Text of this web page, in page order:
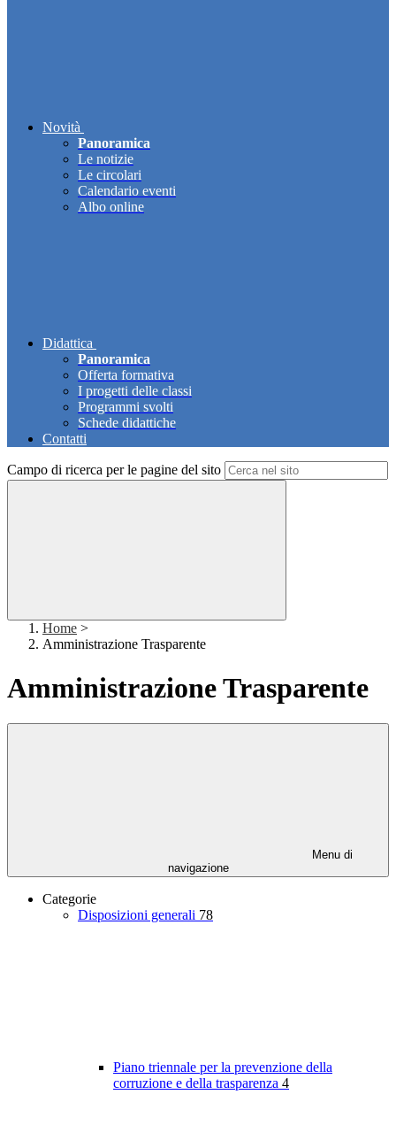
Novità
Panoramica
Le notizie
Le circolari
Calendario eventi
Albo online
Didattica
Panoramica
Offerta formativa
I progetti delle classi
Programmi svolti
Schede didattiche
Contatti
Campo di ricerca per le pagine del sito
Home >
Amministrazione Trasparente
Amministrazione Trasparente
Menu di
navigazione
Categorie
Disposizioni generali 78
Piano triennale per la prevenzione della
corruzione e della trasparenza 4